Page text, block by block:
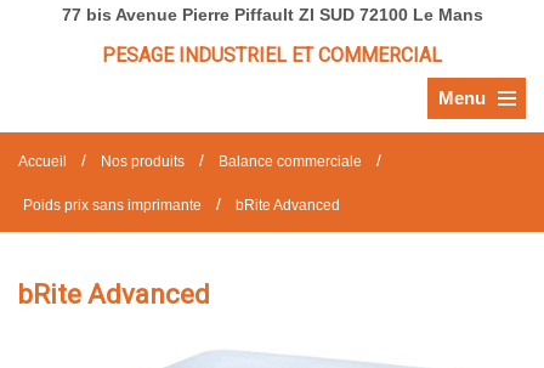
77 bis Avenue Pierre Piffault ZI SUD 72100 Le Mans
PESAGE INDUSTRIEL ET COMMERCIAL
Menu
Accueil / Nos produits / Balance commerciale /
Poids prix sans imprimante / bRite Advanced
bRite Advanced